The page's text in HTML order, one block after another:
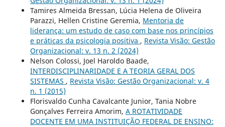
Tamires Almeida Bressan, Lúcia Helena de Oliveira
Parazzi, Hellen Cristine Geremia, Mentoria de
liderança: um estudo de caso com base nos princípios
e práticas da psicologia positiva , Revista Visão: Gestão
Organizacional: v. 13 n. 2 (2024)
Nelson Colossi, Joel Haroldo Baade,
INTERDISCIPLINARIDADE E A TEORIA GERAL DOS
SISTEMAS , Revista Visão: Gestão Organizacional: v. 4
n. 1 (2015)
Florisvaldo Cunha Cavalcante Junior, Tania Nobre
Gonçalves Ferreira Amorim, A ROTATIVIDADE
DOCENTE EM UMA INSTITUIÇÃO FEDERAL DE ENSINO: